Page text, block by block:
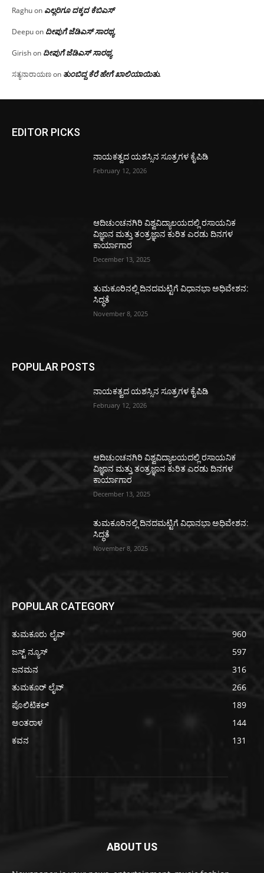
Raghuon ಎಲ್ಲರಿಗೂ ದಕ್ಕದ ಕೆಬಿಎಸ್
Deepuon ದೀಪುಗೆ ಜೆಡಿಎಸ್ ಸಾರಥ್ಯ
Girishon ದೀಪುಗೆ ಜೆಡಿಎಸ್ ಸಾರಥ್ಯ
ಸತ್ಯನಾರಾಯಣon ತುಂಬಿದ್ದ ಕೆರೆ ಹೇಗೆ ಖಾಲಿಯಾಯಿತು.
EDITOR PICKS
ನಾಯಕತ್ವದ ಯಶಸ್ಸಿನ ಸೂತ್ರಗಳ ಕೈಪಿಡಿ
February 12, 2026
ಆದಿಚುಂಚನಗಿರಿ ವಿಶ್ವವಿದ್ಯಾಲಯದಲ್ಲಿ ರಸಾಯನಿಕ
ವಿಜ್ಞಾನ ಮತ್ತು ತಂತ್ರಜ್ಞಾನ ಕುರಿತ ಎರಡು ದಿನಗಳ
ಕಾರ್ಯಾಗಾರ
December 13, 2025
ತುಮಕೂರಿನಲ್ಲಿ ದಿನದಮಟ್ಟಿಗೆ ವಿಧಾನಭಾ ಅಧಿವೇಶನ:
ಸಿದ್ಧತೆ
November 8, 2025
POPULAR POSTS
ನಾಯಕತ್ವದ ಯಶಸ್ಸಿನ ಸೂತ್ರಗಳ ಕೈಪಿಡಿ
February 12, 2026
ಆದಿಚುಂಚನಗಿರಿ ವಿಶ್ವವಿದ್ಯಾಲಯದಲ್ಲಿ ರಸಾಯನಿಕ
ವಿಜ್ಞಾನ ಮತ್ತು ತಂತ್ರಜ್ಞಾನ ಕುರಿತ ಎರಡು ದಿನಗಳ
ಕಾರ್ಯಾಗಾರ
December 13, 2025
ತುಮಕೂರಿನಲ್ಲಿ ದಿನದಮಟ್ಟಿಗೆ ವಿಧಾನಭಾ ಅಧಿವೇಶನ:
ಸಿದ್ಧತೆ
November 8, 2025
POPULAR CATEGORY
ತುಮಕೂರು ಲೈವ್
960
ಜಸ್ಟ್ ನ್ಯೂಸ್
597
ಜನಮನ
316
ತುಮಕೂರ್ ಲೈವ್
266
ಪೊಲಿಟಿಕಲ್
189
ಅಂತರಾಳ
144
ಕವನ
131
ABOUT US